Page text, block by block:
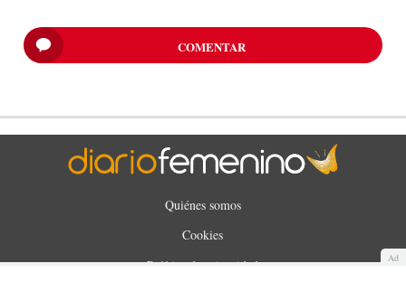
COMENTAR
Ad
Quiénes somos
Cookies
Política de privacidad